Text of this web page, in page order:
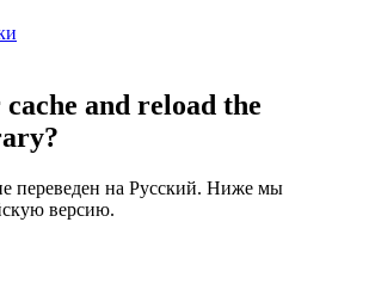
and reload the
переведен на Русский. Ниже мы
версию.